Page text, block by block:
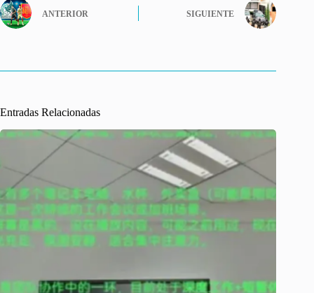
ANTERIOR SIGUIENTE
Entradas Relacionadas